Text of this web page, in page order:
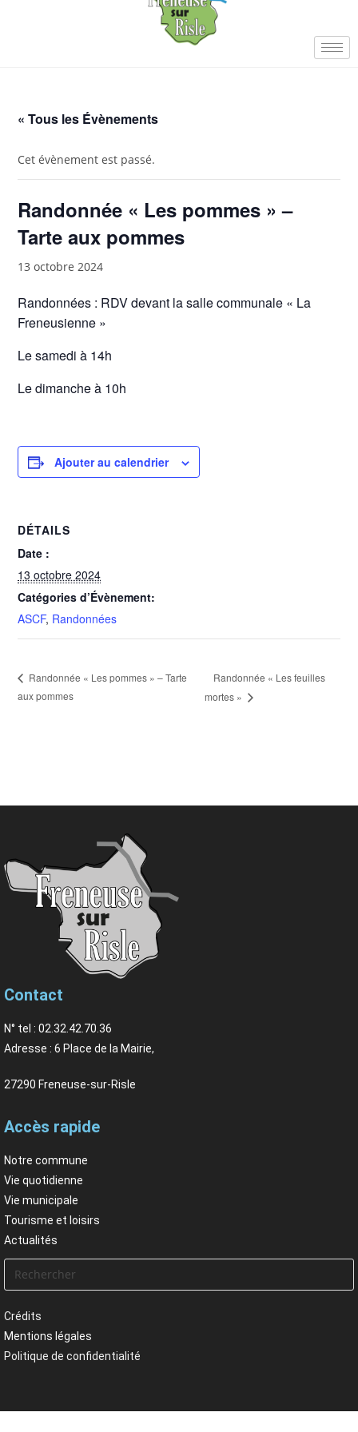
« Tous les Évènements
Cet évènement est passé.
Randonnée « Les pommes » –
Tarte aux pommes
13 octobre 2024
Randonnées : RDV devant la salle communale « La
Freneusienne »
Le samedi à 14h
Le dimanche à 10h
Ajouter au calendrier
DÉTAILS
Date :
13 octobre 2024
Catégories d’Évènement:
ASCF, Randonnées
Randonnée « Les pommes » – Tarte
aux pommes
Randonnée « Les feuilles
mortes »
Contact
N° tel : 02.32.42.70.36
Adresse : 6 Place de la Mairie,
27290 Freneuse-sur-Risle
Accès rapide
Notre commune
Vie quotidienne
Vie municipale
Tourisme et loisirs
Actualités
Crédits
Mentions légales
Politique de confidentialité